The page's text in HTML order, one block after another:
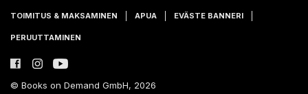
TOIMITUS & MAKSAMINEN APUA EVÄSTE BANNERI
PERUUTTAMINEN
© Books on Demand GmbH, 2026